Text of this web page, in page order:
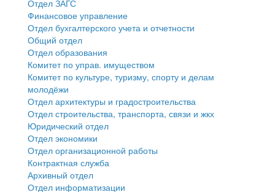
Государственные услуги
Промышленность и АПК
Экономика и бизнес
Символика
Устав
Гостям округа
Туризм
Культура
Образование
Здравоохранение
муниципального округа Тверской области
Администрация Кашинского муниципального округа
Тверской области
Управление сельскими территориями
Открытые данные
Работа с обращениями граждан
Муниципальный контроль
Финансовое управление
Бюджет для граждан
Имущество
Выявление правообладателей ранее учтенных
объектов недвижимости
Имущественная поддержка субъектов малого и
среднего предпринимательства
Отдел ЗАГС
Финансовое управление
Отдел бухгалтерского учета и отчетности
Общий отдел
Отдел образования
Комитет по управ. имуществом
Комитет по культуре, туризму, спорту и делам
молодёжи
Отдел архитектуры и градостроительства
Отдел строительства, транспорта, связи и жкх
Юридический отдел
Отдел экономики
Отдел организационной работы
Контрактная служба
Архивный отдел
Отдел информатизации